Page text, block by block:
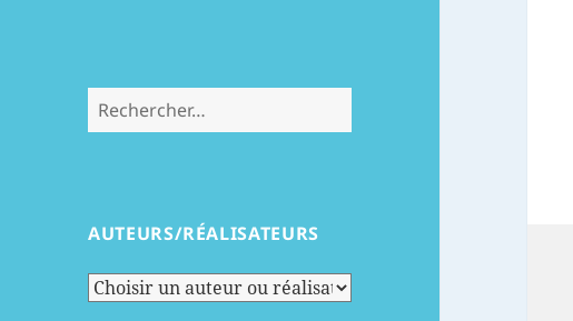
Rechercher :
AUTEURS/RÉALISATEURS